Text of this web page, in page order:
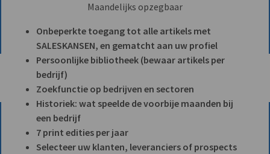
Maandelijks opzegbaar
Onbeperkte toegang tot alle artikels met
SALESKANSEN, en gematcht aan uw profiel
Persoonlijke bibliotheek (bewaar artikels per
bedrijf)
Zoekfunctie op bedrijven en sectoren
Historiek: wat speelde de voorbije maanden bij
een bedrijf
7 print edities per jaar
Selecteer uw klanten, leveranciers of prospects